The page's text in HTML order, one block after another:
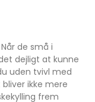
de små i
dejligt at kunne
uden tvivl med
ikke mere
frem